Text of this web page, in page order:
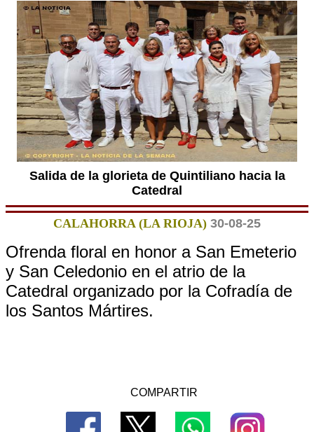
Salida de la glorieta de Quintiliano hacia la
Catedral
CALAHORRA (LA RIOJA) 30-08-25
Ofrenda floral en honor a San Emeterio
y San Celedonio en el atrio de la
Catedral organizado por la Cofradía de
los Santos Mártires.
COMPARTIR